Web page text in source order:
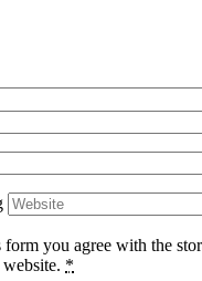
you agree with the
*